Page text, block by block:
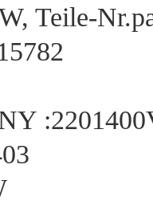
Teile-